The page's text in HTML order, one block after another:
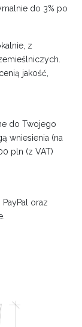
do 3% po
z
jakość,
do Twojego
wniesienia (na
pln (z VAT)
oraz